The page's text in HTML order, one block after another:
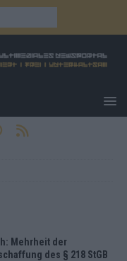
Mehrheit der
des § 218 StGB